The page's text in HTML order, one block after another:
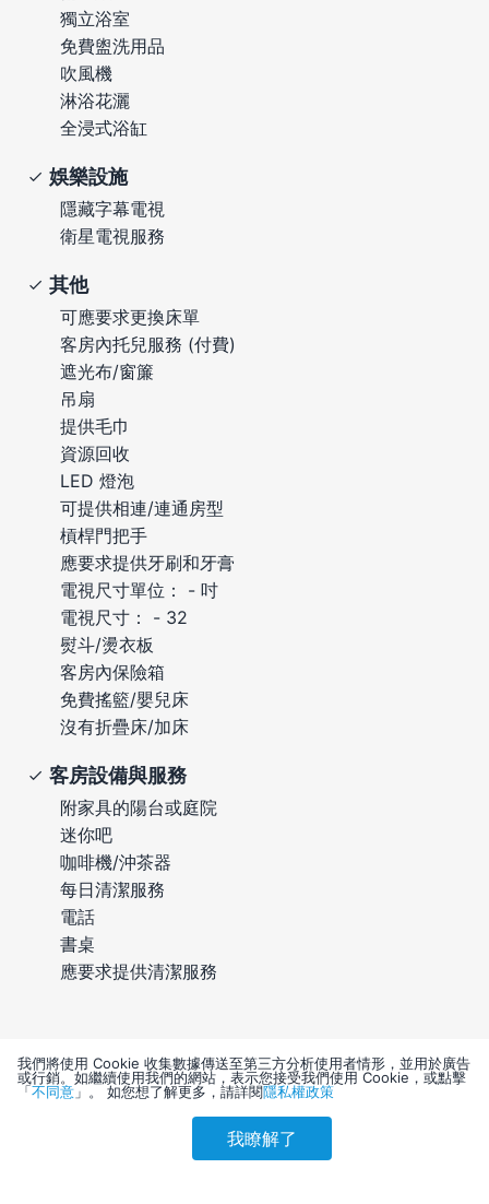
刷卡優惠 會員訂購
獨立浴室
免費盥洗用品
吹風機
淋浴花灑
全浸式浴缸
娛樂設施
隱藏字幕電視
衛星電視服務
其他
可應要求更換床單
客房內托兒服務 (付費)
遮光布/窗簾
吊扇
提供毛巾
資源回收
LED 燈泡
可提供相連/連通房型
槓桿門把手
應要求提供牙刷和牙膏
電視尺寸單位： - 吋
電視尺寸： - 32
熨斗/燙衣板
客房內保險箱
免費搖籃/嬰兒床
沒有折疊床/加床
客房設備與服務
附家具的陽台或庭院
迷你吧
咖啡機/沖茶器
每日清潔服務
電話
書桌
應要求提供清潔服務
住宿規定
我們將使用 Cookie 收集數據傳送至第三方分析使用者情形，並用於廣告
或行銷。如繼續使用我們的網站，表示您接受我們使用 Cookie，或點擊
「不同意 」。 如您想了解更多，請詳閱隱私權政策
我瞭解了